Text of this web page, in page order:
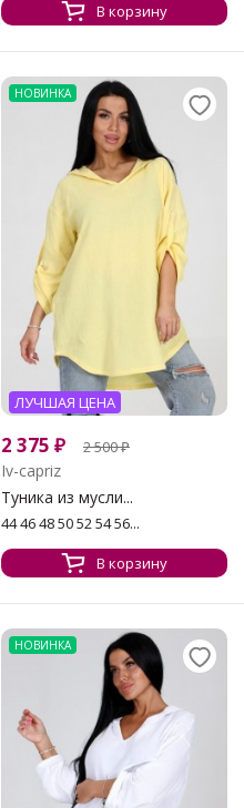
В корзину
НОВИНКА
ЛУЧШАЯ ЦЕНА
2 375 ₽ 2 500₽
Iv-capriz
Туника из мусли...
44 46 48 50 52 54 56...
В корзину
НОВИНКА